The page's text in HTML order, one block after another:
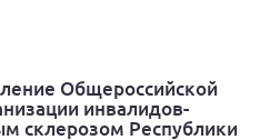
Общероссийской
инвалидов-
склерозом Республики